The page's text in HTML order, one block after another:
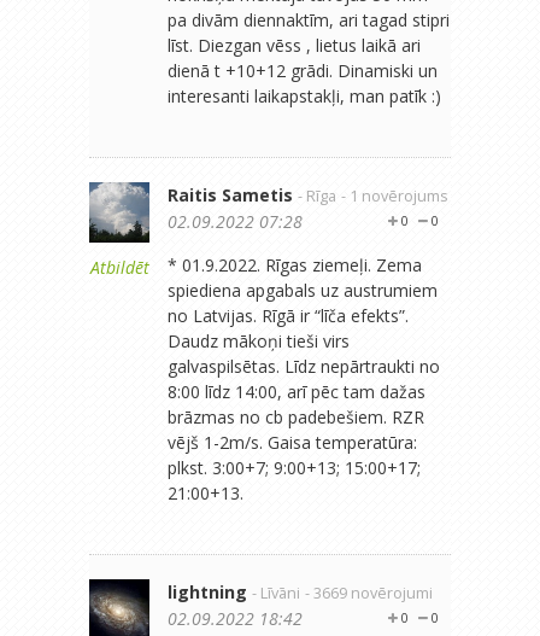
pa divām diennaktīm, ari tagad stipri
līst. Diezgan vēss , lietus laikā ari
dienā t +10+12 grādi. Dinamiski un
interesanti laikapstakļi, man patīk :)
Atbildēt
Raitis Sametis - Rīga - 1 novērojums
0
0
02.09.2022 07:28
* 01.9.2022. Rīgas ziemeļi. Zema
spiediena apgabals uz austrumiem
no Latvijas. Rīgā ir “līča efekts”.
Daudz mākoņi tieši virs
galvaspilsētas. Līdz nepārtraukti no
8:00 līdz 14:00, arī pēc tam dažas
brāzmas no cb padebešiem. RZR
vējš 1-2m/s. Gaisa temperatūra:
plkst. 3:00+7; 9:00+13; 15:00+17;
21:00+13.
lightning - Līvāni - 3669 novērojumi
0
0
02.09.2022 18:42